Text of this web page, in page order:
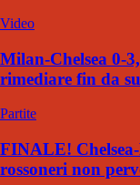
Video
Milan-Chelsea 0-
rimediare fin da
Partite
FINALE!
rossoneri non